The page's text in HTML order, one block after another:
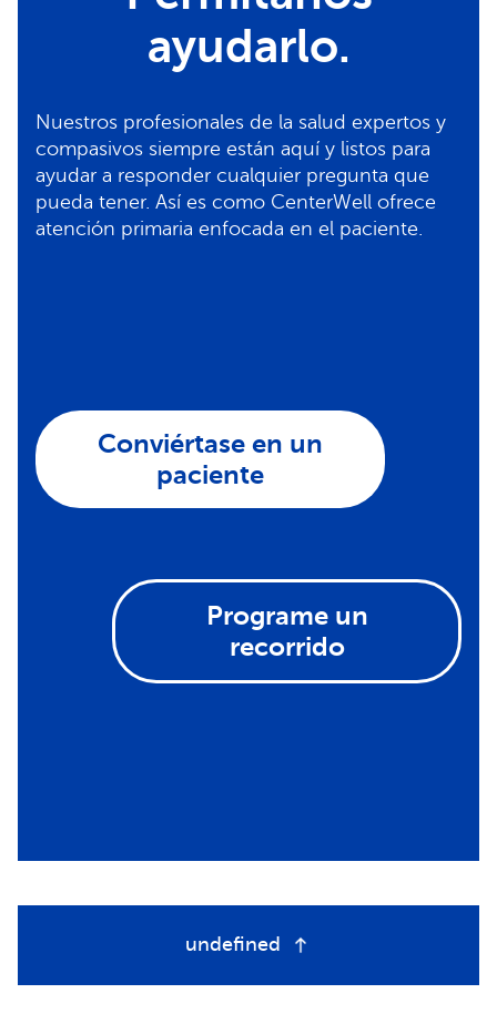
ayudarlo.
Nuestros profesionales de la salud expertos y
compasivos siempre están aquí y listos para
ayudar a responder cualquier pregunta que
pueda tener. Así es como CenterWell ofrece
atención primaria enfocada en el paciente.
Conviértase en un
paciente
Programe un
recorrido
undefined